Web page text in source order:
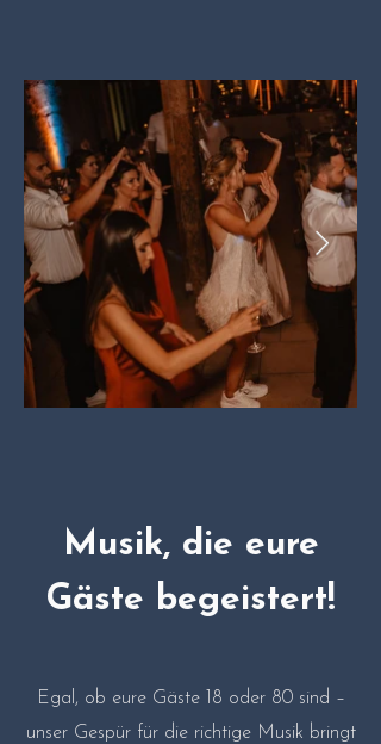
Musik, die eure
Gäste begeistert!
Egal, ob eure Gäste 18 oder 80 sind –
unser Gespür für die richtige Musik bringt